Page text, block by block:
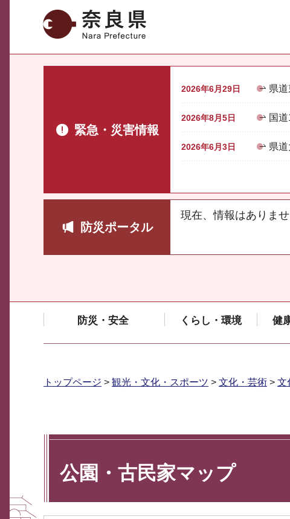
奈良県
緊急・災害情報
2026年6月29日 県
2026年8月5日 国
2026年6月3日 県
防災ポータル
現在、情報はありませ
防災・安全 くらし・環境 健
トップページ > 観光・文化・スポーツ > 文化・芸術 > 文
公園・古民家マップ